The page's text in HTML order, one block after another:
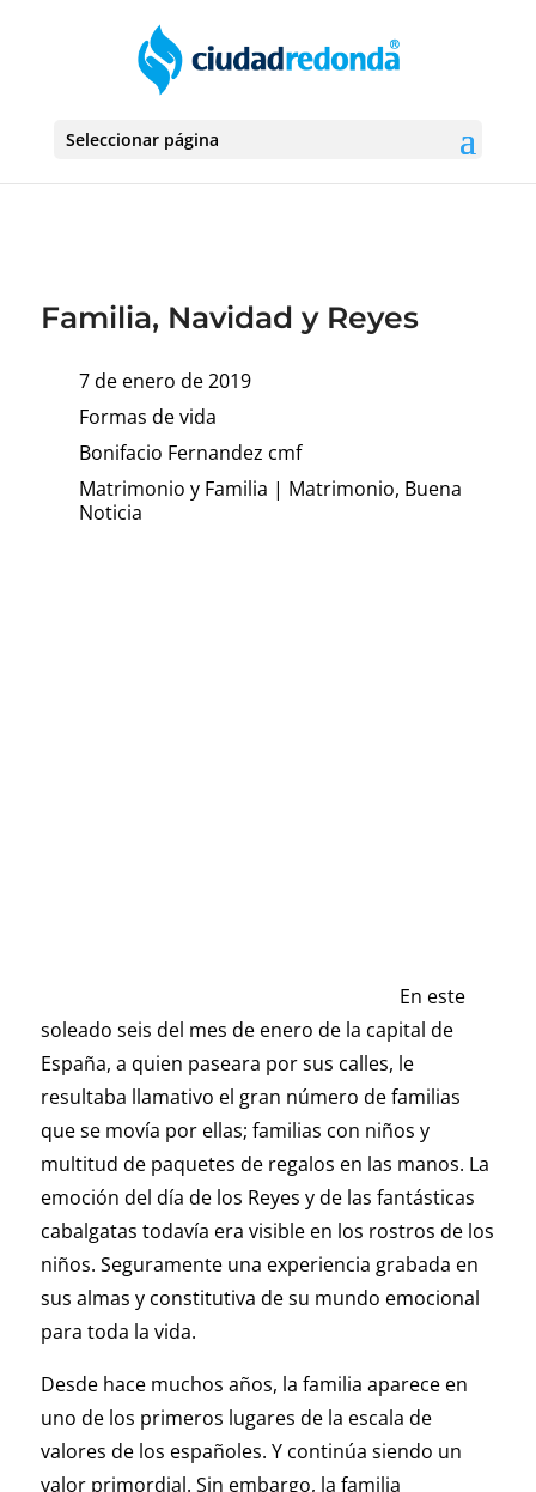
Seleccionar página
Familia, Navidad y Reyes
7 de enero de 2019
Formas de vida
Bonifacio Fernandez cmf
Matrimonio y Familia | Matrimonio, Buena
Noticia
En este
soleado seis del mes de enero de la capital de
España, a quien paseara por sus calles, le
resultaba llamativo el gran número de familias
que se movía por ellas; familias con niños y
multitud de paquetes de regalos en las manos. La
emoción del día de los Reyes y de las fantásticas
cabalgatas todavía era visible en los rostros de los
niños. Seguramente una experiencia grabada en
sus almas y constitutiva de su mundo emocional
para toda la vida.
Desde hace muchos años, la familia aparece en
uno de los primeros lugares de la escala de
valores de los españoles. Y continúa siendo un
valor primordial. Sin embargo, la familia